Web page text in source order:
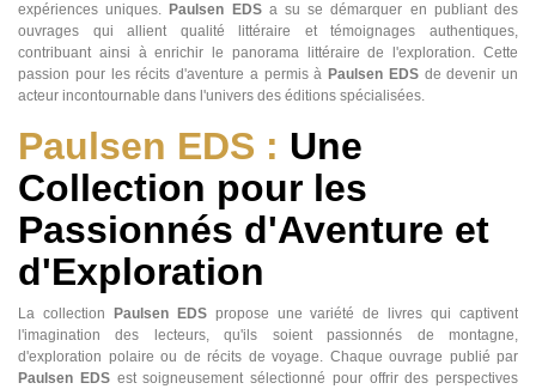
expériences uniques. Paulsen EDSa su se démarquer en publiant des
ouvrages qui allient qualité littéraire et témoignages authentiques,
contribuant ainsi à enrichir le panorama littéraire de l'exploration. Cette
passion pour les récits d'aventure a permis à Paulsen EDSde devenir un
acteur incontournable dans l'univers des éditions spécialisées.
Paulsen EDS : Une
Collection pour les
Passionnés d'Aventure et
d'Exploration
La collection Paulsen EDSpropose une variété de livres qui captivent
l'imagination des lecteurs, qu'ils soient passionnés de montagne,
d'exploration polaire ou de récits de voyage. Chaque ouvrage publié par
Paulsen EDSest soigneusement sélectionné pour offrir des perspectives